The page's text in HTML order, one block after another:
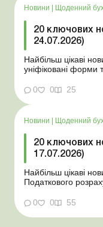
Новини | Щоденний
20 ключових
24.07.2026)
Найбільш цікаві
уніфіковані форми
координаційного
працівника
0 0 25
Новини | Щоденний
20 ключових
17.07.2026)
Найбільш цікаві
Податкового
відстрочки від
Кабмін утворив
0 0 55